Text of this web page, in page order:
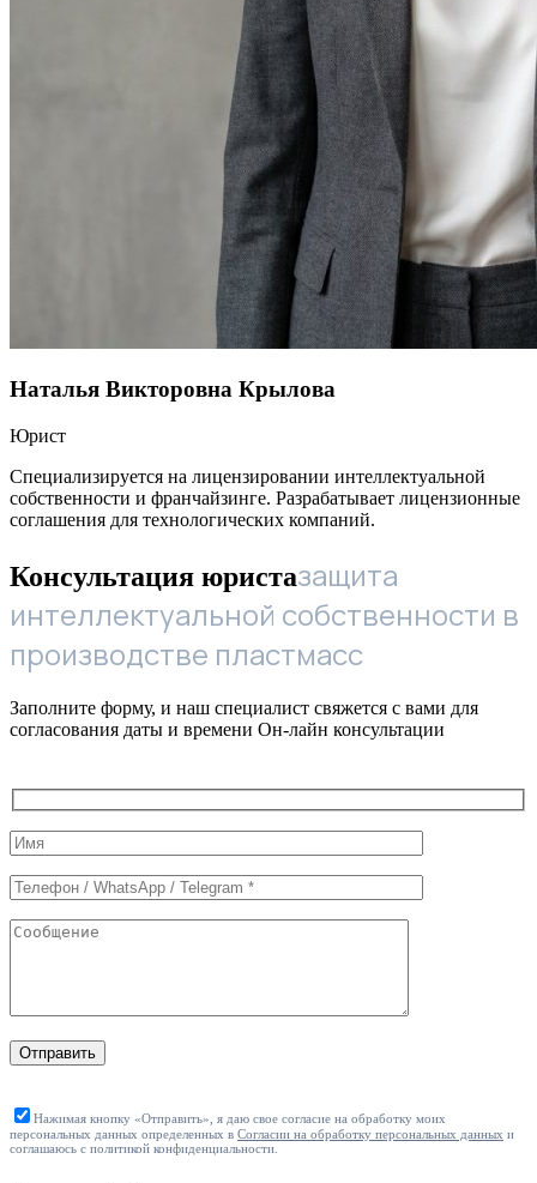
Наталья Викторовна Крылова
Юрист
Специализируется на лицензировании интеллектуальной
собственности и франчайзинге. Разрабатывает лицензионные
соглашения для технологических компаний.
Консультация юристазащита
интеллектуальной собственности в
производстве пластмасс
Заполните форму, и наш специалист свяжется с вами для
согласования даты и времени Он-лайн консультации
Служебные
поля
формы
Отправить
Нажимая кнопку «Отправить», я даю свое согласие на обработку моих
персональных данных определенных в Согласии на обработку персональных данных и
соглашаюсь с политикой конфиденциальности.